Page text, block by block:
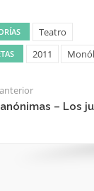
Teatro
2011
– Los